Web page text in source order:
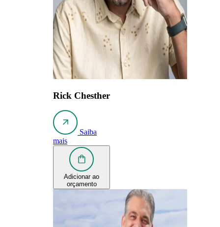
Rick Chesther
Saiba
mais
Adicionar ao
orçamento